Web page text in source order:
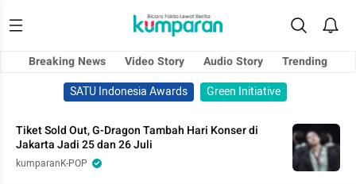
Breaking News Video Story Audio Story
Trending
SATU Indonesia Awards
Green Initiative
Tiket Sold Out, G-Dragon Tambah Hari Konser di
Jakarta Jadi 25 dan 26 Juli
kumparanK-POP